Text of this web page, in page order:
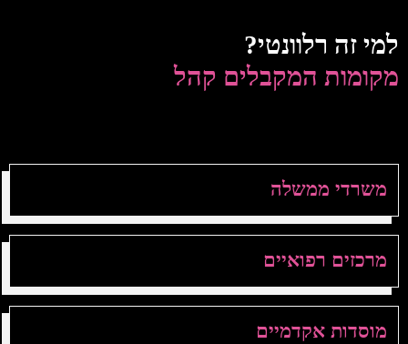
למי זה רלוונטי?
מקומות המקבלים קהל
משרדי ממשלה
מרכזים רפואיים
מוסדות אקדמיים